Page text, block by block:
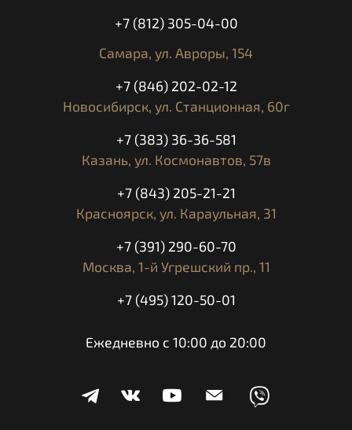
+7 (812) 305-04-00
Самара, ул. Авроры, 154
+7 (846) 202-02-12
Новосибирск, ул. Станционная, 60г
+7 (383) 36-36-581
Казань, ул. Космонавтов, 57в
+7 (843) 205-21-21
Красноярск, ул. Караульная, 31
+7 (391) 290-60-70
Москва, 1-й Угрешский пр., 11
+7 (495) 120-50-01
Ежедневно с 10:00 до 20:00